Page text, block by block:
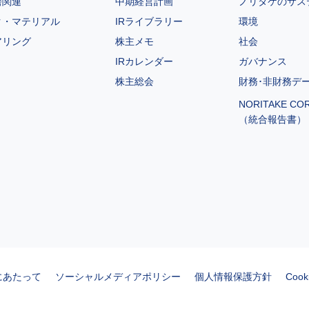
マテリアル
ング
IRライブラリー
株主メモ
IRカレンダー
株主総会
環境
社会
ガバナンス
財務･非財務デ
NORITAKE
（統合報告書）
たって ソーシャルメディアポリシー 個人情報保護方針